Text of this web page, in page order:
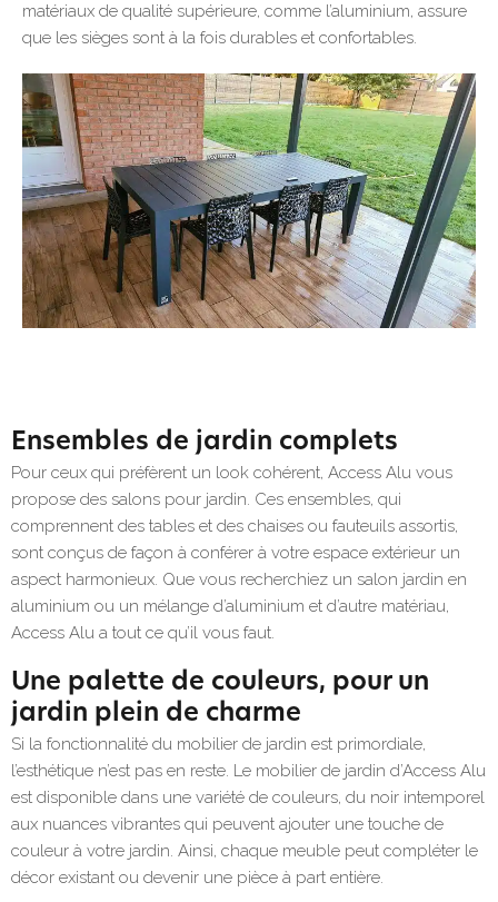
matériaux de qualité supérieure, comme l’aluminium, assure
que les sièges sont à la fois durables et confortables.
Ensembles de jardin complets
Pour ceux qui préfèrent un look cohérent, Access Alu vous
propose des salons pour jardin. Ces ensembles, qui
comprennent des tables et des chaises ou fauteuils assortis,
sont conçus de façon à conférer à votre espace extérieur un
aspect harmonieux. Que vous recherchiez un salon jardin en
aluminium ou un mélange d’aluminium et d’autre matériau,
Access Alu a tout ce qu’il vous faut.
Une palette de couleurs, pour un
jardin plein de charme
Si la fonctionnalité du mobilier de jardin est primordiale,
l’esthétique n’est pas en reste. Le mobilier de jardin d’Access Alu
est disponible dans une variété de couleurs, du noir intemporel
aux nuances vibrantes qui peuvent ajouter une touche de
couleur à votre jardin. Ainsi, chaque meuble peut compléter le
décor existant ou devenir une pièce à part entière.